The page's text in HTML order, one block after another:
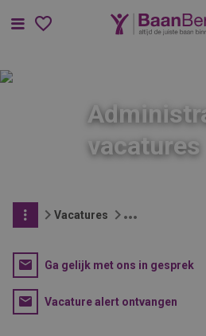
Menu
vacatures
Vacatures
Ga gelijk met ons in gesprek
Vacature alert ontvangen